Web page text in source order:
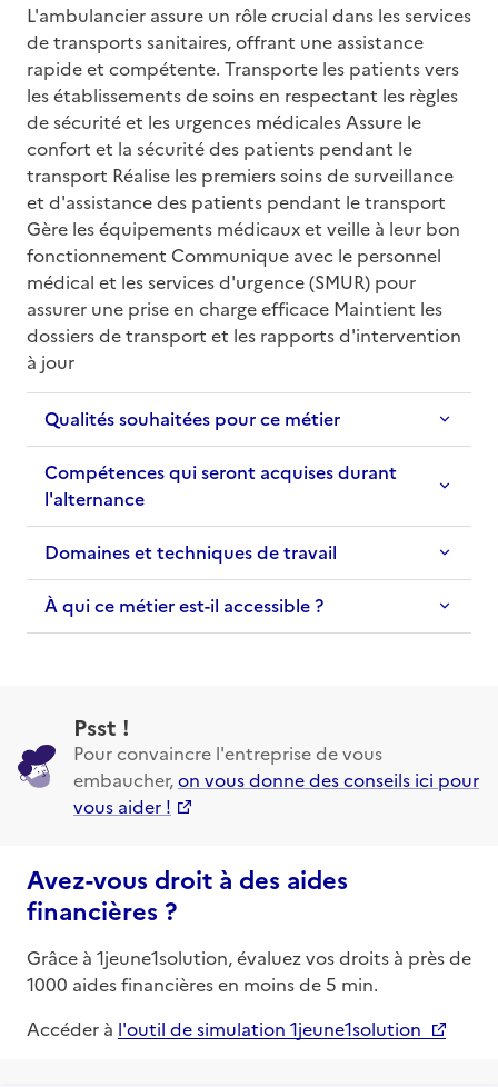
L'ambulancier assure un rôle crucial dans les services
de transports sanitaires, offrant une assistance
rapide et compétente. Transporte les patients vers
les établissements de soins en respectant les règles
de sécurité et les urgences médicales Assure le
confort et la sécurité des patients pendant le
transport Réalise les premiers soins de surveillance
et d'assistance des patients pendant le transport
Gère les équipements médicaux et veille à leur bon
fonctionnement Communique avec le personnel
médical et les services d'urgence (SMUR) pour
assurer une prise en charge efficace Maintient les
dossiers de transport et les rapports d'intervention
à jour
Qualités souhaitées pour ce métier
Compétences qui seront acquises durant
l'alternance
Domaines et techniques de travail
À qui ce métier est-il accessible ?
Psst !
Pour convaincre l'entreprise de vous
embaucher,on vous donne des conseils ici pour
vous aider !
Avez-vous droit à des aides
financières ?
Grâce à 1jeune1solution, évaluez vos droits à près de
1000 aides financières en moins de 5 min.
Accéder à l'outil de simulation 1jeune1solution